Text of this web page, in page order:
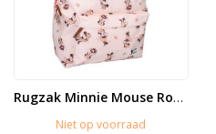
Rugzak Minnie Mouse Rocking It
Niet op voorraad